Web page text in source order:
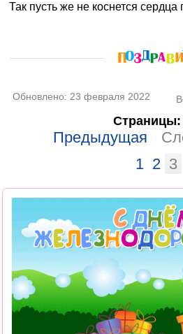
Так пусть же не коснется сердца
Обновлено: 23 февраля 2022
Страницы:
Предыдущая
1 2 3